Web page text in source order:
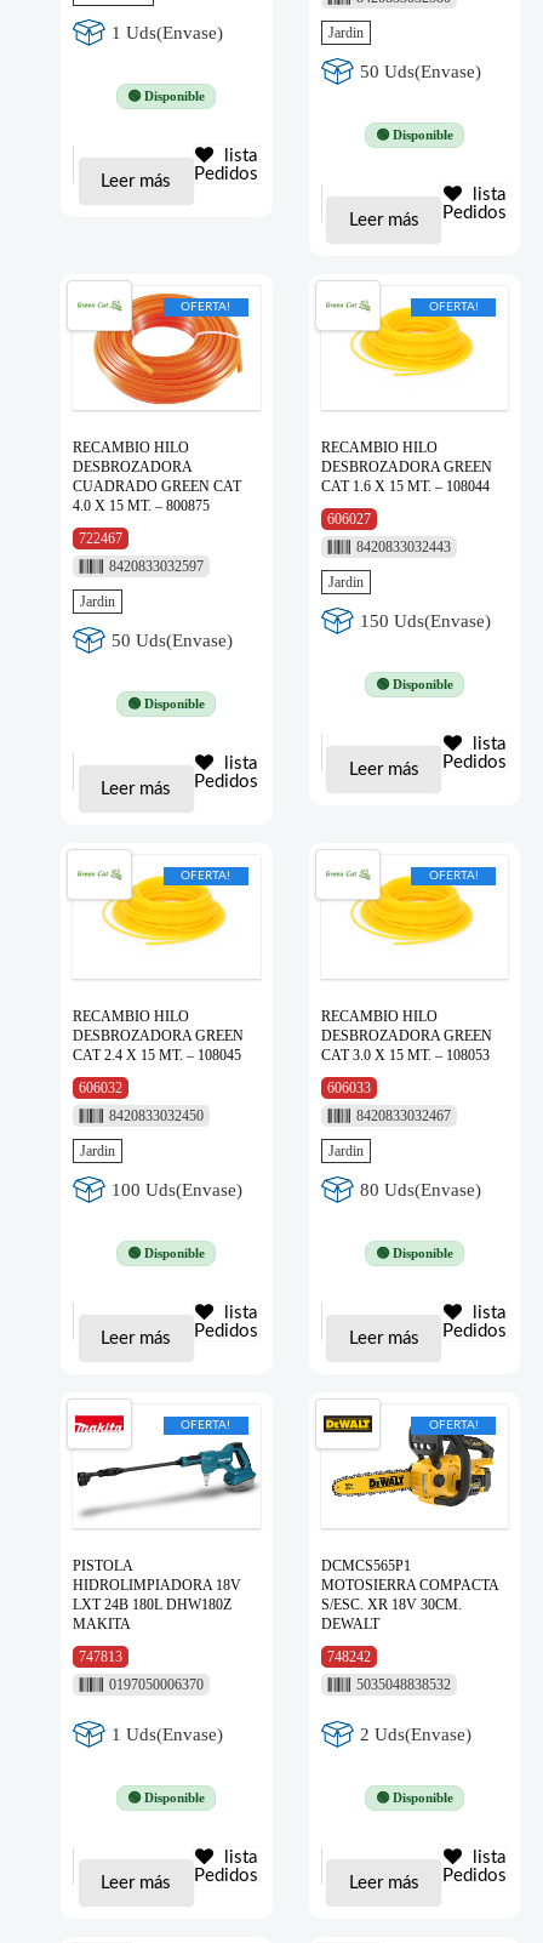
1 Uds(Envase)
🟢 Disponible
Leer más
lista
Pedidos
Jardin
50 Uds(Envase)
🟢 Disponible
Leer más
lista
Pedidos
OFERTA!
RECAMBIO HILO
DESBROZADORA
CUADRADO GREEN CAT
4.0 X 15 MT. – 800875
722467
8420833032597
Jardin
50 Uds(Envase)
🟢 Disponible
Leer más
lista
Pedidos
OFERTA!
RECAMBIO HILO
DESBROZADORA GREEN
CAT 1.6 X 15 MT. – 108044
606027
8420833032443
Jardin
150 Uds(Envase)
🟢 Disponible
Leer más
lista
Pedidos
OFERTA!
RECAMBIO HILO
DESBROZADORA GREEN
CAT 2.4 X 15 MT. – 108045
606032
8420833032450
Jardin
100 Uds(Envase)
🟢 Disponible
Leer más
lista
Pedidos
OFERTA!
RECAMBIO HILO
DESBROZADORA GREEN
CAT 3.0 X 15 MT. – 108053
606033
8420833032467
Jardin
80 Uds(Envase)
🟢 Disponible
Leer más
lista
Pedidos
OFERTA!
PISTOLA
HIDROLIMPIADORA 18V
LXT 24B 180L DHW180Z
MAKITA
747813
0197050006370
1 Uds(Envase)
🟢 Disponible
Leer más
lista
Pedidos
OFERTA!
DCMCS565P1
MOTOSIERRA COMPACTA
S/ESC. XR 18V 30CM.
DEWALT
748242
5035048838532
2 Uds(Envase)
🟢 Disponible
Leer más
lista
Pedidos